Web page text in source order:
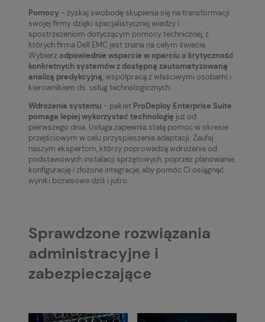
Pomocy - zyskaj swobodę skupienia się na transformacji
swojej firmy dzięki specjalistycznej wiedzy i
spostrzeżeniom dotyczącym pomocy technicznej, z
których firma Dell EMC jest znana na całym świecie.
Wybierz odpowiednie wsparcie w oparciu o krytyczność
konkretnych systemów z dostępną zautomatyzowaną
analizą predykcyjną, współpracą z właściwymi osobami i
kierownikiem ds. usług technologicznych.
Wdrożenia systemu - pakiet ProDeploy Enterprise Suite
pomaga lepiej wykorzystać technologię już od
pierwszego dnia. Usługa zapewnia stałą pomoc w okresie
przejściowym w celu przyspieszenia adaptacji. Zaufaj
naszym ekspertom, którzy poprowadzą wdrożenia od
podstawowych instalacji sprzętowych, poprzez planowanie,
konfigurację i złożone integracje, aby pomóc Ci osiągnąć
wyniki biznesowe dziś i jutro.
Sprawdzone rozwiązania
administracyjne i
zabezpieczające